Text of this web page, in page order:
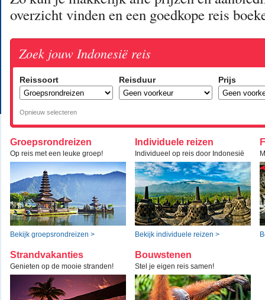
overzicht vinden en een goedkope reis
Zoek jouw Indonesië reis
Reissoort Reisduur Prijs
Opnieuw selecteren
Groepsrondreizen
Op reis met een leuke groep!
Bekijk groepsrondreizen >
Individuele reizen
Individueel op reis door Indonesië
Bekijk individuele reizen >
Strandvakanties
Genieten op de mooie stranden!
Bouwstenen
Stel je eigen reis samen!